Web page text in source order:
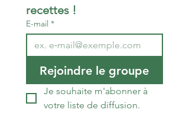
recettes !
E-mail *
Rejoindre le groupe
Je souhaite m'abonner à
votre liste de diffusion.